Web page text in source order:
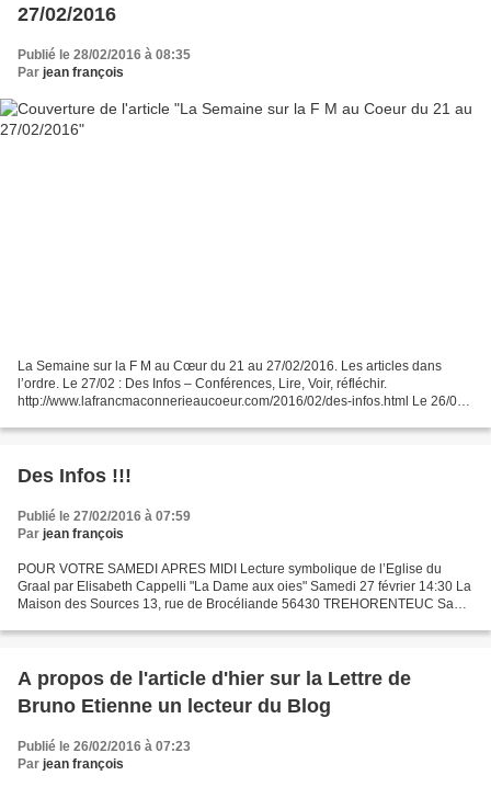
27/02/2016
Publié le 28/02/2016 à 08:35
Par jean françois
La Semaine sur la F M au Cœur du 21 au 27/02/2016. Les articles dans
l’ordre. Le 27/02 : Des Infos – Conférences, Lire, Voir, réfléchir.
http://www.lafrancmaconnerieaucoeur.com/2016/02/des-infos.html Le 26/02 :
http://www.lafrancmaconnerieaucoeur.com/2016/02/ub.html...
Des Infos !!!
Publié le 27/02/2016 à 07:59
Par jean françois
POUR VOTRE SAMEDI APRES MIDI Lecture symbolique de l’Eglise du
Graal par Elisabeth Cappelli "La Dame aux oies" Samedi 27 février 14:30 La
Maison des Sources 13, rue de Brocéliande 56430 TREHORENTEUC Sans
A propos de l'article d'hier sur la Lettre de
Bruno Etienne un lecteur du Blog
Publié le 26/02/2016 à 07:23
Par jean françois